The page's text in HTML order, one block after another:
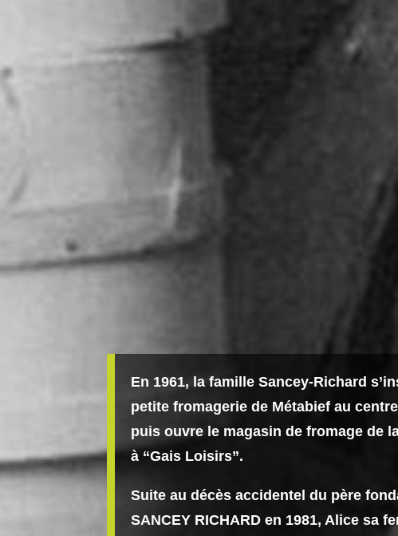
En 1961, la famille Sancey-Richard
petite fromagerie de Métabief au
puis ouvre le magasin de fromage de
à “Gais Loisirs”.
Suite au décès accidentel du père
SANCEY RICHARD en 1981, Alice sa